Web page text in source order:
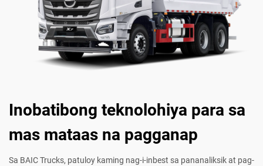
Inobatibong teknolohiya para sa
mas mataas na pagganap
Sa BAIC Trucks, patuloy kaming nag-i-inbest sa pananaliksik at pag-